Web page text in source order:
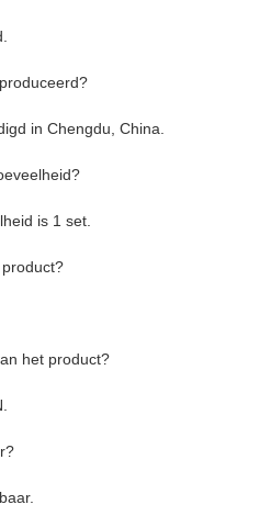
in Chengdu, China.
is 1 set.
het product?